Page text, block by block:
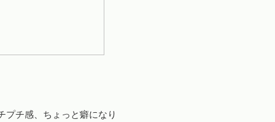
プチ感、ちょっと癖になり